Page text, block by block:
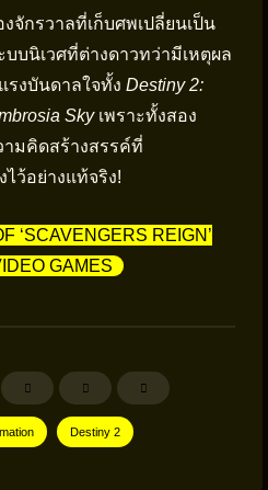
จักรวาลที่เก็บศพเปลี่ยนเป็น
บนิเวศที่ต่างดาวทว่ามีเหตุผล
รงบันดาลใจทั้ง Destiny 2:
Skyเพราะทั้งสอง
ามคิดสร้างสรรค์ที่
ไว้อย่างแท้จริง!
‘SCAVENGERS REIGN’
GAMES
Destiny 2